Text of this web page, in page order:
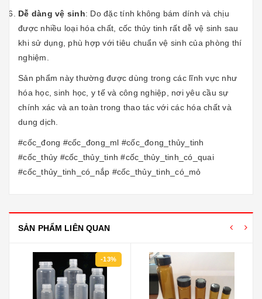
Dễ dàng vệ sinh: Do đặc tính không bám dính và chịu
được nhiều loại hóa chất, cốc thủy tinh rất dễ vệ sinh sau
khi sử dụng, phù hợp với tiêu chuẩn vệ sinh của phòng thí
nghiệm.
Sản phẩm này thường được dùng trong các lĩnh vực như
hóa học, sinh học, y tế và công nghiệp, nơi yêu cầu sự
chính xác và an toàn trong thao tác với các hóa chất và
dung dịch.
#cốc_đong #cốc_đong_ml #cốc_đong_thủy_tinh
#cốc_thủy #cốc_thủy_tinh #cốc_thủy_tinh_có_quai
#cốc_thủy_tinh_có_nắp #cốc_thủy_tinh_có_mỏ
SẢN PHẨM LIÊN QUAN
-13%